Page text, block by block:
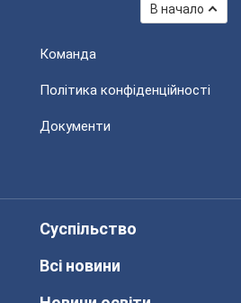
В начало
Команда
Політика конфіденційності
Документи
Суспільство
Всі новини